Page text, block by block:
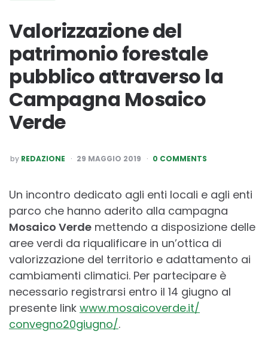
Valorizzazione del
patrimonio forestale
pubblico attraverso la
Campagna Mosaico
Verde
POSTED
BY
by REDAZIONE 29 MAGGIO 2019 0 COMMENTS
Un incontro dedicato agli enti locali e agli enti
parco che hanno aderito alla campagna
Mosaico Verde mettendo a disposizione delle
aree verdi da riqualificare in un’ottica di
valorizzazione del territorio e adattamento ai
cambiamenti climatici. Per partecipare è
necessario registrarsi entro il 14 giugno al
presente link www.mosaicoverde.it/
convegno20giugno/.